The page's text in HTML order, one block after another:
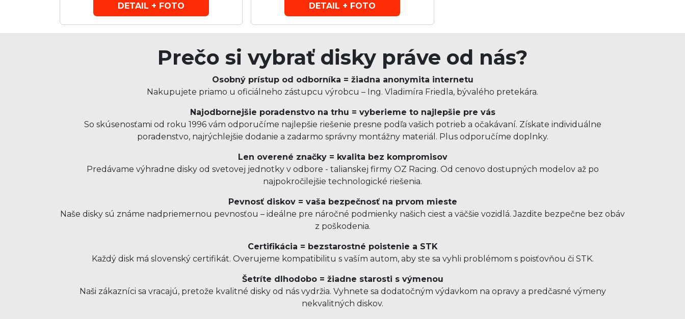
DETAIL + FOTO DETAIL + FOTO
Prečo si vybrať disky práve od nás?
Osobný prístup od odborníka = žiadna anonymita internetu
Nakupujete priamo u oficiálneho zástupcu výrobcu – Ing. Vladimíra Friedla, bývalého pretekára.
Najodbornejšie poradenstvo na trhu = vyberieme to najlepšie pre vás
So skúsenosťami od roku 1996 vám odporučíme najlepšie riešenie presne podľa vašich potrieb a očakávaní. Získate individuálne
poradenstvo, najrýchlejšie dodanie a zadarmo správny montážny materiál. Plus odporučíme doplnky.
Len overené značky = kvalita bez kompromisov
Predávame výhradne disky od svetovej jednotky v odbore - talianskej firmy OZ Racing. Od cenovo dostupných modelov až po
najpokročilejšie technologické riešenia.
Pevnosť diskov = vaša bezpečnosť na prvom mieste
Naše disky sú známe nadpriemernou pevnosťou – ideálne pre náročné podmienky našich ciest a väčšie vozidlá. Jazdite bezpečne bez obáv
z poškodenia.
Certifikácia = bezstarostné poistenie a STK
Každý disk má slovenský certifikát. Overujeme kompatibilitu s vaším autom, aby ste sa vyhli problémom s poisťovňou či STK.
Šetríte dlhodobo = žiadne starosti s výmenou
Naši zákazníci sa vracajú, pretože kvalitné disky od nás vydržia. Vyhnete sa dodatočným výdavkom na opravy a predčasné výmeny
nekvalitných diskov.